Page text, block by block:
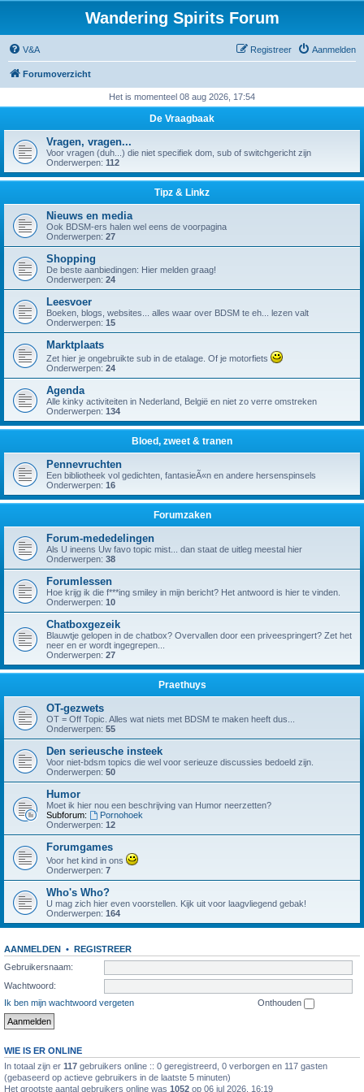
Wandering Spirits Forum
V&A Aanmelden
Registreer
Forumoverzicht
Het is momenteel 08 aug 2026, 17:54
De Vraagbaak
Vragen, vragen...
Voor vragen (duh...) die niet specifiek dom, sub of switchgericht zijn
Onderwerpen: 112
Tipz & Linkz
Nieuws en media
Ook BDSM-ers halen wel eens de voorpagina
Onderwerpen: 27
Shopping
De beste aanbiedingen: Hier melden graag!
Onderwerpen: 24
Leesvoer
Boeken, blogs, websites... alles waar over BDSM te eh... lezen valt
Onderwerpen: 15
Marktplaats
Zet hier je ongebruikte sub in de etalage. Of je motorfiets
Onderwerpen: 24
Agenda
Alle kinky activiteiten in Nederland, België en niet zo verre omstreken
Onderwerpen: 134
Bloed, zweet & tranen
Pennevruchten
Een bibliotheek vol gedichten, fantasieÃ«n en andere hersenspinsels
Onderwerpen: 16
Forumzaken
Forum-mededelingen
Als U ineens Uw favo topic mist... dan staat de uitleg meestal hier
Onderwerpen: 38
Forumlessen
Hoe krijg ik die f***ing smiley in mijn bericht? Het antwoord is hier te vinden.
Onderwerpen: 10
Chatboxgezeik
Blauwtje gelopen in de chatbox? Overvallen door een priveespringert? Zet het
neer en er wordt ingegrepen...
Onderwerpen: 27
Praethuys
OT-gezwets
OT = Off Topic. Alles wat niets met BDSM te maken heeft dus...
Onderwerpen: 55
Den serieusche insteek
Voor niet-bdsm topics die wel voor serieuze discussies bedoeld zijn.
Onderwerpen: 50
Humor
Moet ik hier nou een beschrijving van Humor neerzetten?
Subforum:
Pornohoek
Onderwerpen: 12
Forumgames
Voor het kind in ons
Onderwerpen: 7
Who's Who?
U mag zich hier even voorstellen. Kijk uit voor laagvliegend gebak!
Onderwerpen: 164
AANMELDEN • REGISTREER
Gebruikersnaam:
Wachtwoord:
Ik ben mijn wachtwoord vergeten
Onthouden
WIE IS ER ONLINE
In totaal zijn er 117 gebruikers online :: 0 geregistreerd, 0 verborgen en 117 gasten
(gebaseerd op actieve gebruikers in de laatste 5 minuten)
Het grootste aantal gebruikers online was 1052 op 06 jul 2026, 16:19